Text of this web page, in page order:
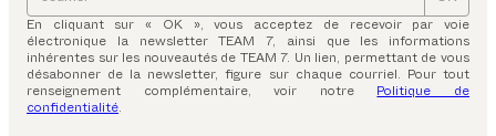
En cliquant sur « OK », vous acceptez de recevoir par voie
électronique la newsletter TEAM 7, ainsi que les informations
inhérentes sur les nouveautés de TEAM 7. Un lien, permettant de vous
désabonner de la newsletter, figure sur chaque courriel. Pour tout
renseignement complémentaire, voir notre Politique de
confidentialité.